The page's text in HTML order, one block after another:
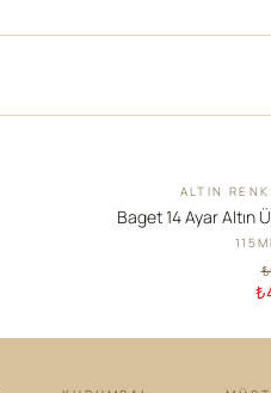
ALTIN
Baget 14 Ayar Altın